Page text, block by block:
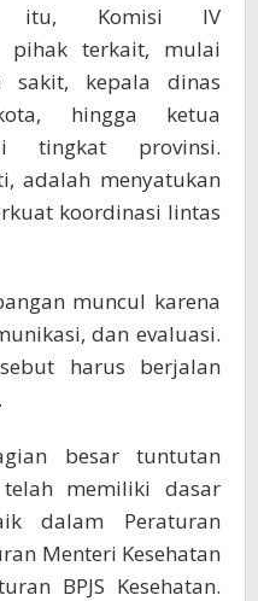
itu, Komisi IV
pihak terkait, mulai
sakit, kepala dinas
hingga ketua
tingkat provinsi.
adalah menyatukan
koordinasi lintas
muncul karena
dan evaluasi.
harus berjalan
besar tuntutan
telah memiliki dasar
dalam Peraturan
Menteri Kesehatan
BPJS Kesehatan.